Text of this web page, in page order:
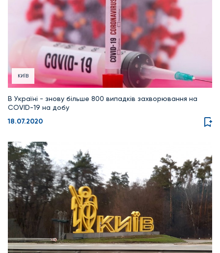
КИЇВ
В Україні - знову більше 800 випадків захворювання на
COVID-19 на добу
18.07.2020